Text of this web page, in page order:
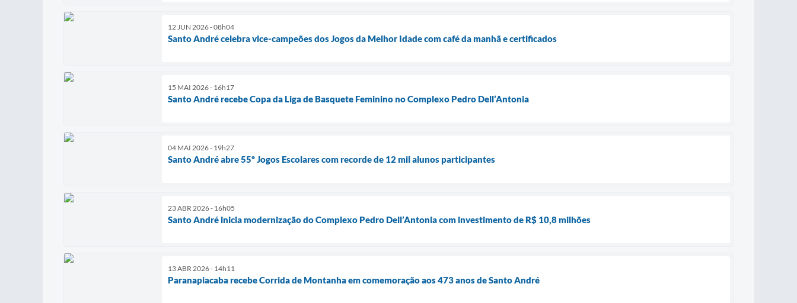
12 JUN 2026 - 08h04
Santo André celebra vice-campeões dos Jogos da Melhor Idade com café da manhã e certificados
15 MAI 2026 - 16h17
Santo André recebe Copa da Liga de Basquete Feminino no Complexo Pedro Dell’Antonia
04 MAI 2026 - 19h27
Santo André abre 55º Jogos Escolares com recorde de 12 mil alunos participantes
23 ABR 2026 - 16h05
Santo André inicia modernização do Complexo Pedro Dell’Antonia com investimento de R$ 10,8 milhões
13 ABR 2026 - 14h11
Paranapiacaba recebe Corrida de Montanha em comemoração aos 473 anos de Santo André